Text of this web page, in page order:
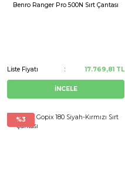
Benro Ranger Pro 500N Sırt Çantası
Liste Fiyatı 17.769,81 TL
İNCELE
%3